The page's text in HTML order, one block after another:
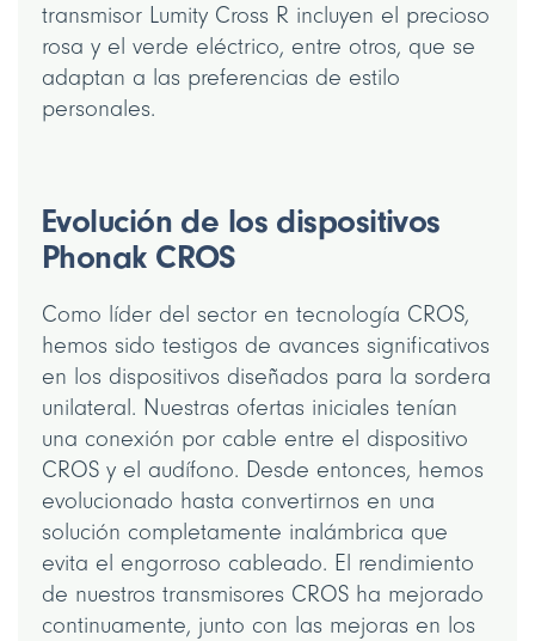
transmisor Lumity Cross R incluyen el precioso
rosa y el verde eléctrico, entre otros, que se
adaptan a las preferencias de estilo
personales.
Evolución de los dispositivos
Phonak CROS
Como líder del sector en tecnología CROS,
hemos sido testigos de avances significativos
en los dispositivos diseñados para la sordera
unilateral. Nuestras ofertas iniciales tenían
una conexión por cable entre el dispositivo
CROS y el audífono. Desde entonces, hemos
evolucionado hasta convertirnos en una
solución completamente inalámbrica que
evita el engorroso cableado. El rendimiento
de nuestros transmisores CROS ha mejorado
continuamente, junto con las mejoras en los